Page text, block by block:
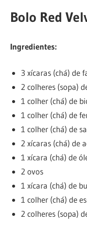
Bolo Red
Ingredientes:
3 xícaras (chá) de
2 colheres (sopa)
1 colher (chá) de
1 colher (chá) de
1 colher (chá) de
2 xícaras (chá) de
1 xícara (chá) de
2 ovos
1 xícara (chá) de
1 colher (chá) de
2 colheres (sopa)